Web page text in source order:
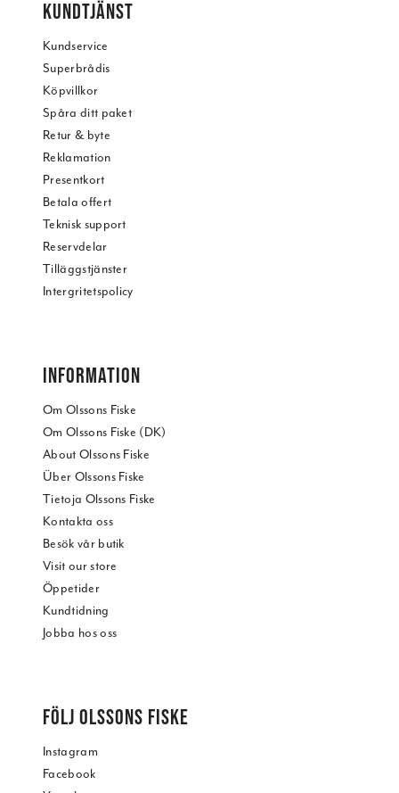
KUNDTJÄNST
Kundservice
Superbrådis
Köpvillkor
Spåra ditt paket
Retur & byte
Reklamation
Presentkort
Betala offert
Teknisk support
Reservdelar
Tilläggstjänster
Intergritetspolicy
INFORMATION
Om Olssons Fiske
Om Olssons Fiske (DK)
About Olssons Fiske
Über Olssons Fiske
Tietoja Olssons Fiske
Kontakta oss
Besök vår butik
Visit our store
Öppetider
Kundtidning
Jobba hos oss
FÖLJ OLSSONS FISKE
Instagram
Facebook